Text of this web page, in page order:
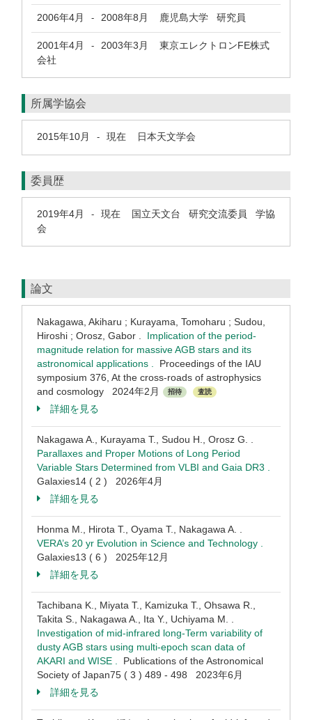
2006年4月 - 2008年8月 鹿児島大学 研究員
2001年4月 - 2003年3月
東京エレクトロンFE株式
会社
所属学協会
2015年10月 - 現在 日本天文学会
委員歴
2019年4月 - 現在 国立天文台 研究交流委員 学協
会
論文
Nakagawa, Akiharu ; Kurayama, Tomoharu ; Sudou,
Hiroshi ; Orosz, Gabor . Implication of the period-
magnitude relation for massive AGB stars and its
astronomical applications . Proceedings of the IAU
symposium 376, At the cross-roads of astrophysics
and cosmology 2024年2月
招待 査読
詳細を見る
Nakagawa A., Kurayama T., Sudou H., Orosz G. .
Parallaxes and Proper Motions of Long Period
Variable Stars Determined from VLBI and Gaia DR3 .
Galaxies14 ( 2 ) 2026年4月
詳細を見る
Honma M., Hirota T., Oyama T., Nakagawa A. .
VERA’s 20 yr Evolution in Science and Technology .
Galaxies13 ( 6 ) 2025年12月
詳細を見る
Tachibana K., Miyata T., Kamizuka T., Ohsawa R.,
Takita S., Nakagawa A., Ita Y., Uchiyama M. .
Investigation of mid-infrared long-Term variability of
dusty AGB stars using multi-epoch scan data of
AKARI and WISE . Publications of the Astronomical
Society of Japan75 ( 3 ) 489 - 498 2023年6月
詳細を見る